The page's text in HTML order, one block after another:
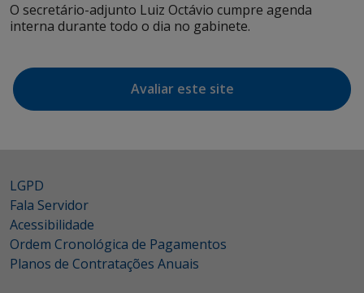
O secretário-adjunto Luiz Octávio cumpre agenda
interna durante todo o dia no gabinete.
Avaliar este site
LGPD
Fala Servidor
Acessibilidade
Ordem Cronológica de Pagamentos
Planos de Contratações Anuais